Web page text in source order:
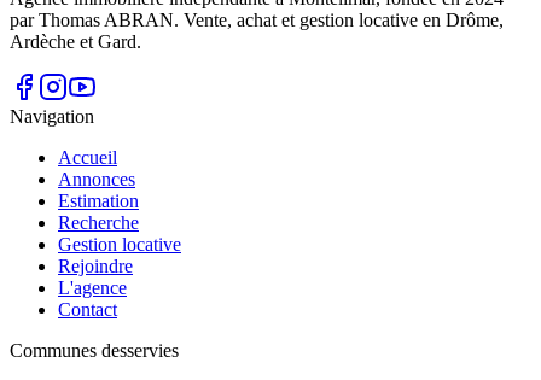
par Thomas ABRAN. Vente, achat et gestion locative en Drôme,
Ardèche et Gard.
Navigation
Accueil
Annonces
Estimation
Recherche
Gestion locative
Rejoindre
L'agence
Contact
Communes desservies